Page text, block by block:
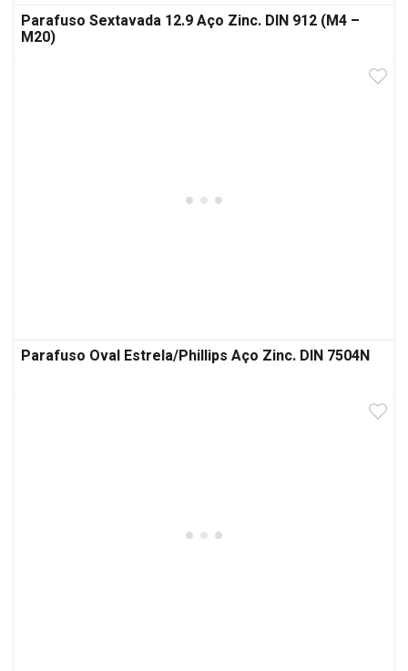
Parafuso Sextavada 12.9 Aço Zinc. DIN 912 (M4 –
M20)
Parafuso Oval Estrela/Phillips Aço Zinc. DIN 7504N